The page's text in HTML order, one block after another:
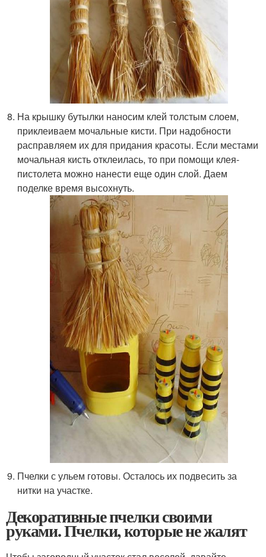
На крышку бутылки наносим клей толстым слоем,
приклеиваем мочальные кисти. При надобности
расправляем их для придания красоты. Если местами
мочальная кисть отклеилась, то при помощи клея-
пистолета можно нанести еще один слой. Даем
поделке время высохнуть.
Пчелки с ульем готовы. Осталось их подвесить за
нитки на участке.
Декоративные пчелки своими
руками. Пчелки, которые не жалят